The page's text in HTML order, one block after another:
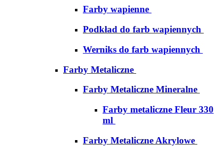
Farby wapienne
Podkład do farb wapiennych
Werniks do farb wapiennych
Farby Metaliczne
Farby Metaliczne Mineralne
Farby metaliczne Fleur 330
ml
Farby Metaliczne Akrylowe